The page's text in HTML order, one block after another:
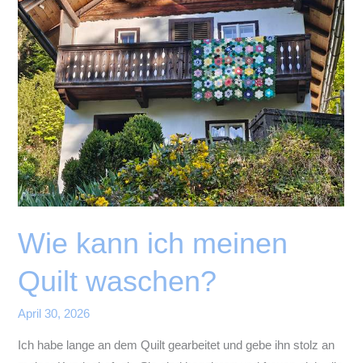
Wie kann ich meinen
Quilt waschen?
April 30, 2026
Ich habe lange an dem Quilt gearbeitet und gebe ihn stolz an